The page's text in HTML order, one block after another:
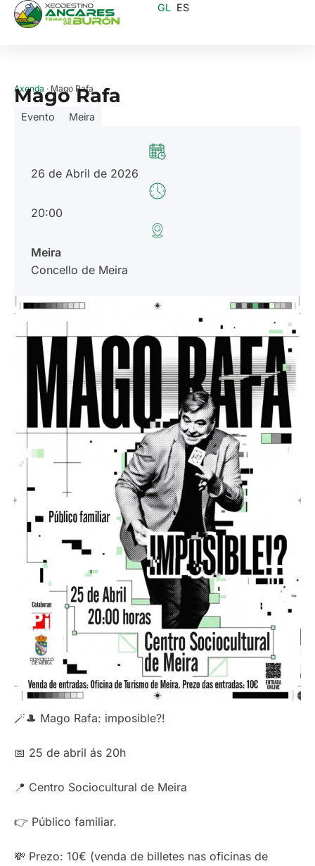
GL ES
Axenda · Mago Rafa
Mago Rafa
Evento Meira
26 de Abril de 2026
20:00
Meira
Concello de Meira
🪄🎩 Mago Rafa: imposible?!
📅 25 de abril ás 20h
📍 Centro Sociocultural de Meira
👉 Público familiar.
💸 Prezo: 10€ (venda de billetes nas oficinas de